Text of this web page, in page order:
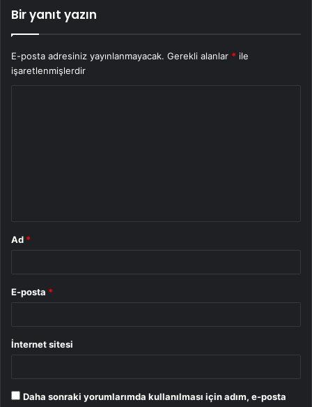
Bir yanıt yazın
E-posta adresiniz yayınlanmayacak. Gerekli alanlar * ile
işaretlenmişlerdir
Ad *
E-posta *
İnternet sitesi
Daha sonraki yorumlarımda kullanılması için adım, e-posta